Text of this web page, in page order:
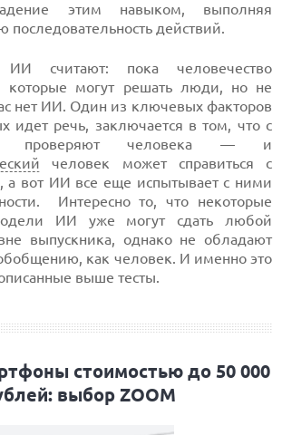
этим навыком, выполняя
последовательность действий.
ИИ считают: пока человечество
которые могут решать люди, но не
нет ИИ. Один из ключевых факторов
идет речь, заключается в том, что с
проверяют человека — и
человек может справиться с
а вот ИИ все еще испытывает с ними
Интересно то, что некоторые
ИИ уже могут сдать любой
выпускника, однако не обладают
как человек. И именно это
выше тесты.
стоимостью до 50 000
выбор ZOOM